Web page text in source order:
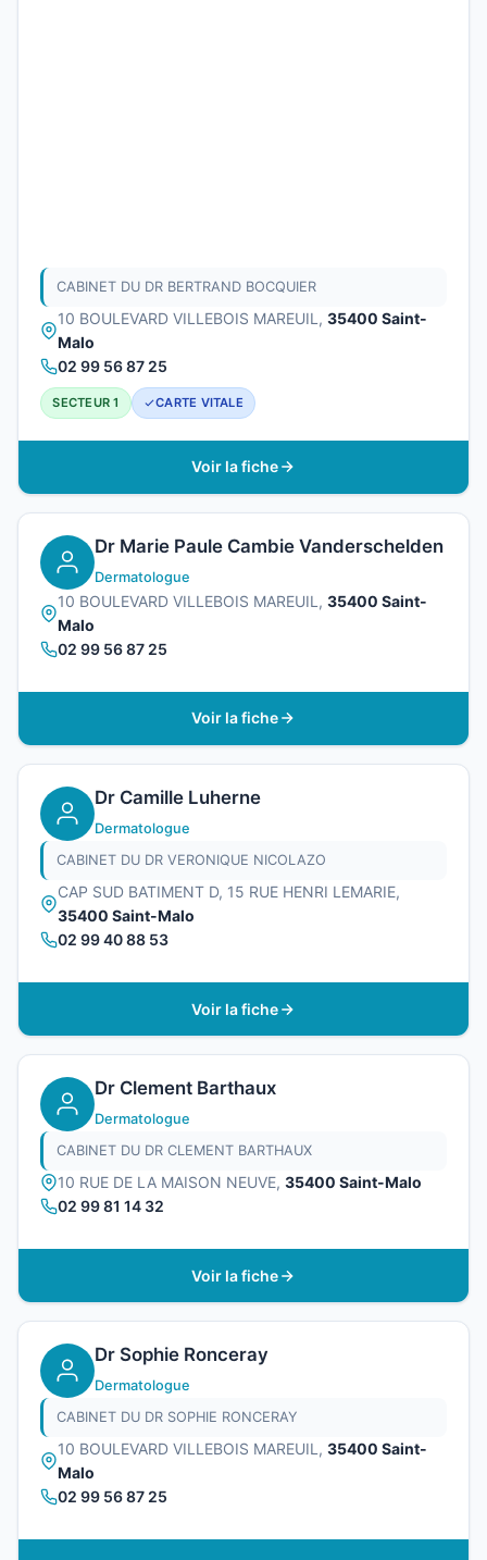
CABINET DU DR BERTRAND BOCQUIER
10 BOULEVARD VILLEBOIS MAREUIL, 35400 Saint-
Malo
02 99 56 87 25
SECTEUR 1 CARTE VITALE
Voir la fiche
Dr Marie Paule Cambie Vanderschelden
Dermatologue
10 BOULEVARD VILLEBOIS MAREUIL, 35400 Saint-
Malo
02 99 56 87 25
Voir la fiche
Dr Camille Luherne
Dermatologue
CABINET DU DR VERONIQUE NICOLAZO
CAP SUD BATIMENT D, 15 RUE HENRI LEMARIE,
35400 Saint-Malo
02 99 40 88 53
Voir la fiche
Dr Clement Barthaux
Dermatologue
CABINET DU DR CLEMENT BARTHAUX
10 RUE DE LA MAISON NEUVE, 35400 Saint-Malo
02 99 81 14 32
Voir la fiche
Dr Sophie Ronceray
Dermatologue
CABINET DU DR SOPHIE RONCERAY
10 BOULEVARD VILLEBOIS MAREUIL, 35400 Saint-
Malo
02 99 56 87 25